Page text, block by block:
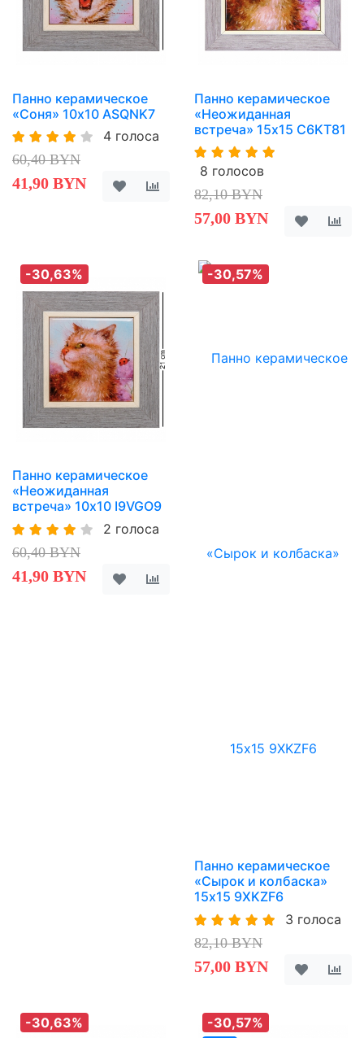
Панно керамическое
«Соня» 10х10 ASQNK7
4 голоса
60,40 BYN
41,90 BYN
Панно керамическое
«Неожиданная
встреча» 15х15 C6KT81
8 голосов
82,10 BYN
57,00 BYN
-30,63%
Панно керамическое
«Неожиданная
встреча» 10х10 I9VGO9
2 голоса
60,40 BYN
41,90 BYN
-30,57%
Панно керамическое
«Сырок и колбаска»
15х15 9XKZF6
3 голоса
82,10 BYN
57,00 BYN
-30,63% -30,57%